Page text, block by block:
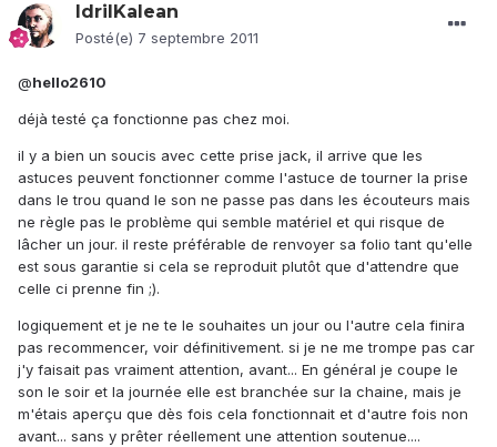
IdrilKalean
Posté(e) 7 septembre 2011
@hello2610
déjà testé ça fonctionne pas chez moi.
il y a bien un soucis avec cette prise jack, il arrive que les
astuces peuvent fonctionner comme l'astuce de tourner la prise
dans le trou quand le son ne passe pas dans les écouteurs mais
ne règle pas le problème qui semble matériel et qui risque de
lâcher un jour. il reste préférable de renvoyer sa folio tant qu'elle
est sous garantie si cela se reproduit plutôt que d'attendre que
celle ci prenne fin ;).
logiquement et je ne te le souhaites un jour ou l'autre cela finira
pas recommencer, voir définitivement. si je ne me trompe pas car
j'y faisait pas vraiment attention, avant... En général je coupe le
son le soir et la journée elle est branchée sur la chaine, mais je
m'étais aperçu que dès fois cela fonctionnait et d'autre fois non
avant... sans y prêter réellement une attention soutenue....